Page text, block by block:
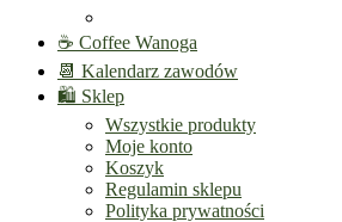
☕ Coffee Wanoga
📆 Kalendarz zawodów
🛍️ Sklep
Wszystkie produkty
Moje konto
Koszyk
Regulamin sklepu
Polityka prywatności